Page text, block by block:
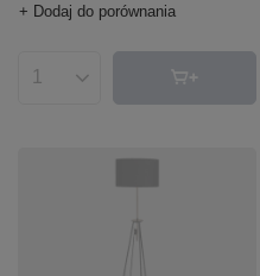
+ Dodaj do porównania
Ilość produktów